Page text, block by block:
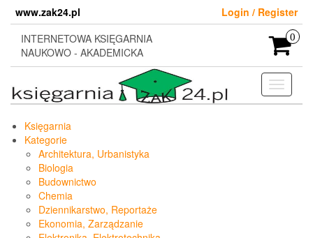
content
www.zak24.pl
Login / Register
INTERNETOWA KSIĘGARNIA
NAUKOWO - AKADEMICKA
0
Toggle
Księgarnia
Kategorie
Architektura, Urbanistyka
Biologia
Budownictwo
Chemia
Dziennikarstwo, Reportaże
Ekonomia, Zarządzanie